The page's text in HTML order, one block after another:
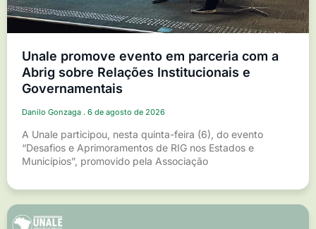
Unale promove evento em parceria com a
Abrig sobre Relações Institucionais e
Governamentais
Danilo Gonzaga 6 de agosto de 2026
A Unale participou, nesta quinta-feira (6), do evento
“Desafios e Aprimoramentos de RIG nos Estados e
Municípios”, promovido pela Associação